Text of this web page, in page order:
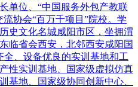
单位、“中国服务外包产教联
协会“百万千项目”院校。学
史文化名城咸阳市区，坐拥渭
临省会西安，北邻西安咸阳国
全、设备优良的实训基地和工
性实训基地、国家级虚拟仿真
基地、国家级协同创新中心、